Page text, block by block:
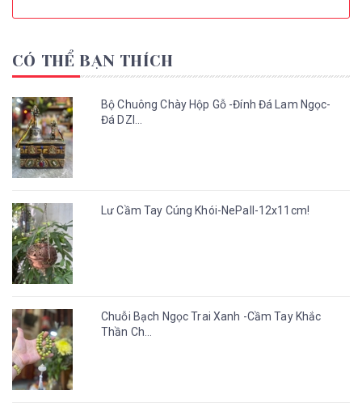
CÓ THỂ BẠN THÍCH
Bộ Chuông Chày Hộp Gỗ -Đính Đá Lam Ngọc-
Đá DZI...
Lư Cầm Tay Cúng Khói-NePall-12x11cm!
Chuỗi Bạch Ngọc Trai Xanh -Cầm Tay Khắc
Thần Ch...